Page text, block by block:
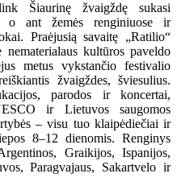
Šiaurinę žvaigždę sukasi
o ant žemės renginiuose ir
Praėjusią savaitę „Ratilio“
nematerialaus kultūros paveldo
metus vykstančio festivalio
žvaigždes, šviesulius.
parodos ir koncertai,
ir Lietuvos saugomos
– visu tuo klaipėdiečiai ir
8–12 dienomis. Renginys
Graikijos, Ispanijos,
Paragvajaus, Sakartvelo ir